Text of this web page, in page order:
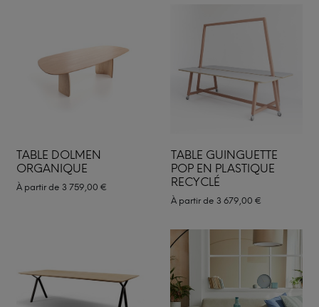
TABLE DOLMEN
ORGANIQUE
À partir de 3 759,00 €
TABLE GUINGUETTE
POP EN PLASTIQUE
RECYCLÉ
À partir de 3 679,00 €